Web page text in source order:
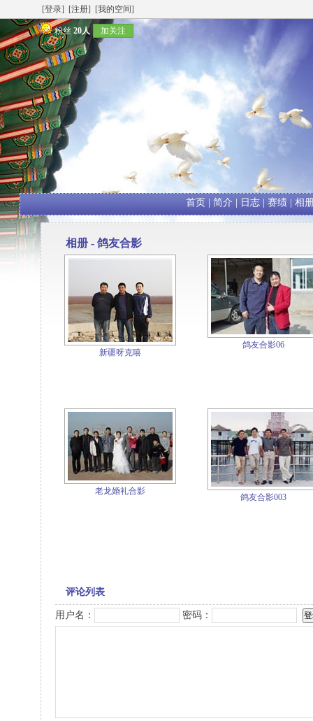
[登录] [注册] [我的空间]
粉丝 20人 加关注
首页 简介 日志| 赛绩| 相
相册 - 鸽友合影
新疆呀克嘻
鸽友合影06
老龙婚礼合影
鸽友合影003
评论列表
用户名： 密码：